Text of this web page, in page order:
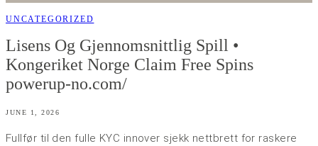
UNCATEGORIZED
Lisens Og Gjennomsnittlig Spill •
Kongeriket Norge Claim Free Spins
powerup-no.com/
JUNE 1, 2026
Fullfør til den fulle KYC innover sjekk nettbrett for raskere